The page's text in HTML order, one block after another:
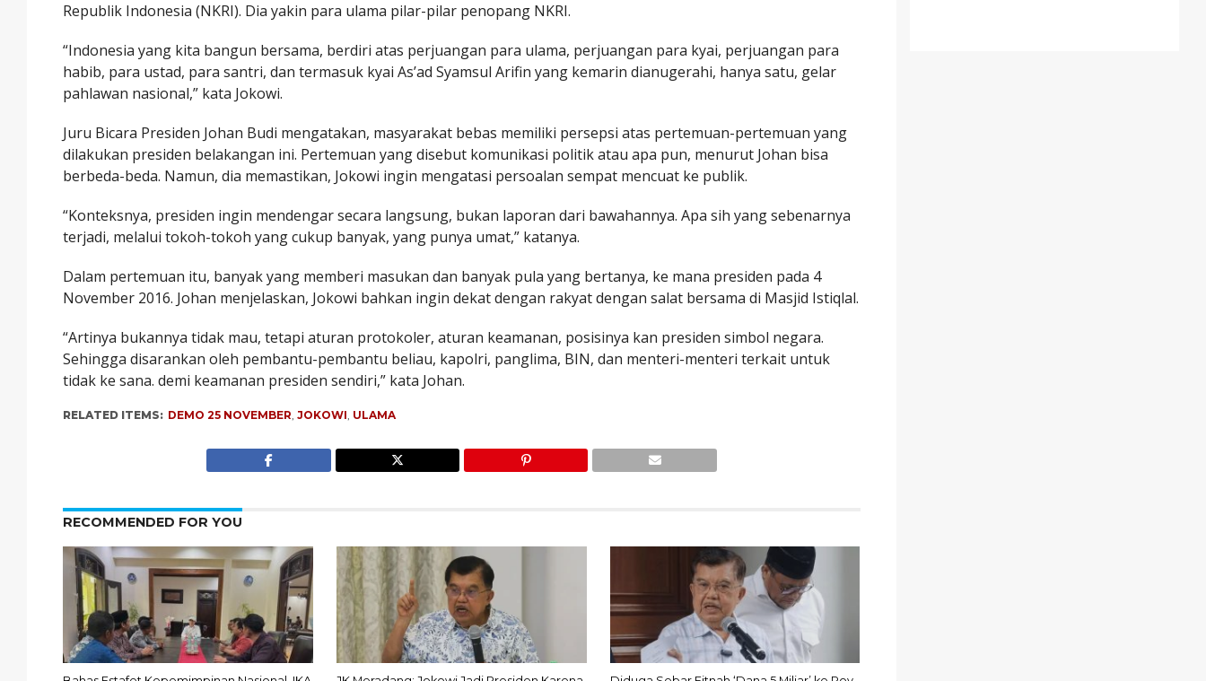
Republik Indonesia (NKRI). Dia yakin para ulama pilar-pilar penopang NKRI.
“Indonesia yang kita bangun bersama, berdiri atas perjuangan para ulama, perjuangan para kyai, perjuangan para
habib, para ustad, para santri, dan termasuk kyai As’ad Syamsul Arifin yang kemarin dianugerahi, hanya satu, gelar
pahlawan nasional,” kata Jokowi.
Juru Bicara Presiden Johan Budi mengatakan, masyarakat bebas memiliki persepsi atas pertemuan-pertemuan yang
dilakukan presiden belakangan ini. Pertemuan yang disebut komunikasi politik atau apa pun, menurut Johan bisa
berbeda-beda. Namun, dia memastikan, Jokowi ingin mengatasi persoalan sempat mencuat ke publik.
“Konteksnya, presiden ingin mendengar secara langsung, bukan laporan dari bawahannya. Apa sih yang sebenarnya
terjadi, melalui tokoh-tokoh yang cukup banyak, yang punya umat,” katanya.
Dalam pertemuan itu, banyak yang memberi masukan dan banyak pula yang bertanya, ke mana presiden pada 4
November 2016. Johan menjelaskan, Jokowi bahkan ingin dekat dengan rakyat dengan salat bersama di Masjid Istiqlal.
“Artinya bukannya tidak mau, tetapi aturan protokoler, aturan keamanan, posisinya kan presiden simbol negara.
Sehingga disarankan oleh pembantu-pembantu beliau, kapolri, panglima, BIN, dan menteri-menteri terkait untuk
tidak ke sana. demi keamanan presiden sendiri,” kata Johan.
RELATED ITEMS: DEMO 25 NOVEMBER,JOKOWI, ULAMA
RECOMMENDED FOR YOU